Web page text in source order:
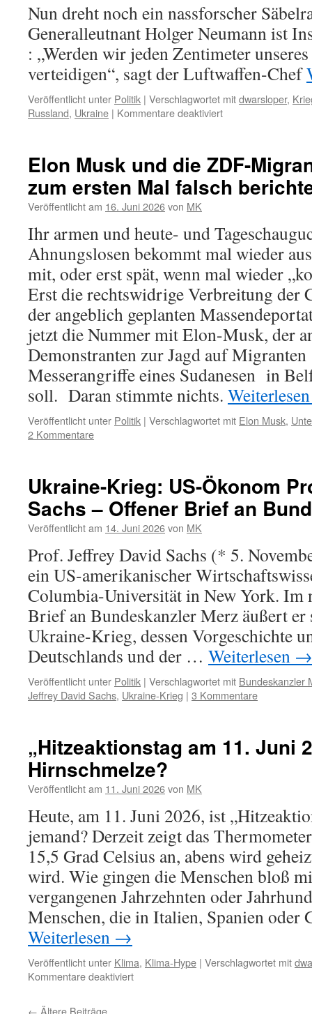
Nun dreht noch ein nassforscher
Generalleutnant Holger Neumann ist
: „Werden wir jeden Zentimeter
verteidigen“, sagt der Luftwaffen-Chef
Veröffentlicht unter Politik | Verschlagwortet mitdwarsloper,
Russland, Ukraine | Kommentare deaktiviertfür
will
gegen
Russland
reingehen,
was
wir
in
Deutschland
Elon Musk und die ZDF-
zum ersten Mal falsch
Veröffentlicht am 16. Juni 2026von MK
Ihr armen und heute- und
Ahnungslosen bekommt mal wieder
mit, oder erst spät, wenn mal wieder
Erst die rechtswidrige Verbreitung der
der angeblich geplanten
jetzt die Nummer mit Elon-Musk, der
Demonstranten zur Jagd auf
Messerangriffe eines Sudanesen in
soll. Daran stimmte nichts.
Veröffentlicht unter Politik | Verschlagwortet mit Elon Musk,
2 Kommentare
Ukraine-Krieg: US-Ökonom
Sachs – Offener Brief an
Veröffentlicht am 14. Juni 2026von MK
Prof. Jeffrey David Sachs (* 5.
ein US-amerikanischer
Columbia-Universität in New York. Im
Brief an Bundeskanzler Merz äußert er
Ukraine-Krieg, dessen Vorgeschichte
Deutschlands und der … Weiterlesen →
Veröffentlicht unter Politik | Verschlagwortet mit Bundeskanzler
Jeffrey David Sachs, Ukraine-Krieg | 3 Kommentare
„Hitzeaktionstag am 11. Juni
Hirnschmelze?
Veröffentlicht am 11. Juni 2026von MK
Heute, am 11. Juni 2026, ist
jemand? Derzeit zeigt das
15,5 Grad Celsius an, abens wird
wird. Wie gingen die Menschen bloß
vergangenen Jahrzehnten oder
Menschen, die in Italien, Spanien oder
Weiterlesen →
Veröffentlicht unter Klima, Klima-Hype | Verschlagwortet mit
Kommentare deaktiviertfür
← Ältere Beiträge